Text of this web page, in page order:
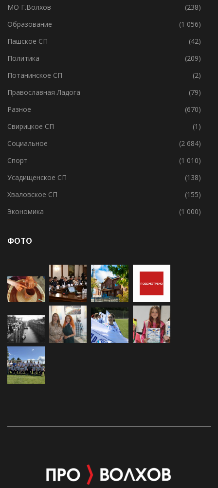
МО Г.Волхов
(238)
Образование
(1 056)
Пашское СП
(42)
Политика
(209)
Потанинское СП
(2)
Православная Ладога
(79)
Разное
(670)
Свирицкое СП
(1)
Социальное
(2 684)
Спорт
(1 010)
Усадищенское СП
(138)
Хваловское СП
(155)
Экономика
(1 000)
ФОТО